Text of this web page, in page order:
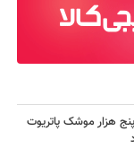
هزار موشک پاتریوت